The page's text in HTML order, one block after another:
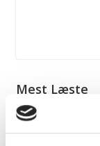
Mest Læste
Fra